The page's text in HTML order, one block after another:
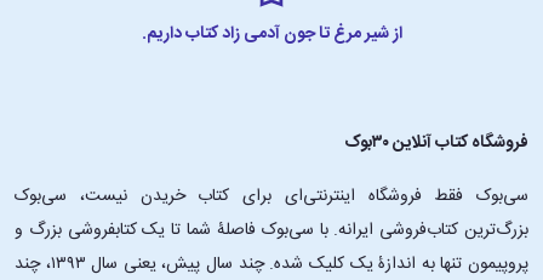
از شیر مرغ تا جون آدمی زاد کتاب داریم.
فروشگاه کتاب آنلاین ۳۰بوک
سی‌بوک فقط فروشگاه اینترنتی‌ای برای کتاب خریدن نیست، سی‌بوک
بزرگ‌ترین کتاب‌فروشی ایرانه. با سی‌بوک فاصلۀ شما تا یک کتابفروشی بزرگ و
پروپیمون تنها به اندازۀ یک کلیک شده. چند سال پیش، یعنی سال ۱۳۹۳، چند